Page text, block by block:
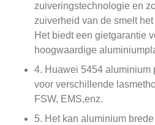
zuiveringstechnologie en
zuiverheid van de smelt
Het biedt een gietgarantie
hoogwaardige
4. Huawei 5454 aluminium
voor verschillende
FSW, EMS,enz.
5. Het kan aluminium